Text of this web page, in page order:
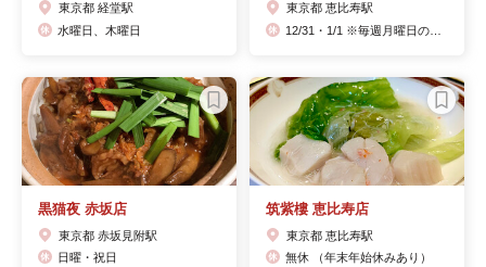
東京都 経堂駅
水曜日、木曜日
東京都 恵比寿駅
黒猫夜 赤坂店
東京都 赤坂見附駅
日曜・祝日
筑紫樓 恵比寿店
東京都 恵比寿駅
無休 （年末年始休みあり）